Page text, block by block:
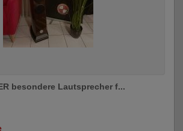
besondere Lautsprecher f...